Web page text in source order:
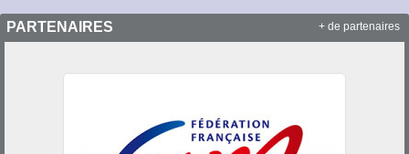
PARTENAIRES + de partenaires